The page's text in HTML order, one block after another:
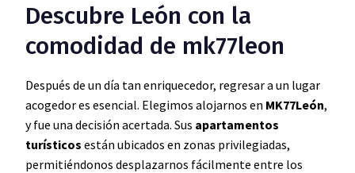
Descubre León con la
comodidad de mk77leon
Después de un día tan enriquecedor, regresar a un lugar
acogedor es esencial. Elegimos alojarnos en MK77León,
y fue una decisión acertada. Sus apartamentos
turísticos están ubicados en zonas privilegiadas,
permitiéndonos desplazarnos fácilmente entre los